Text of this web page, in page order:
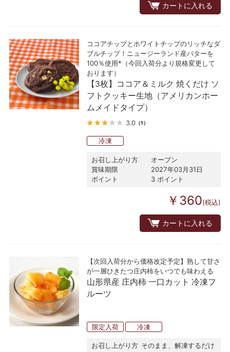
カートに入れる
ココアチップとホワイトチップのリッチなダ
ブルチップ！ニュージーランド産バターを
100％使用*（今回入荷分より規格変更して
おります）
【3枚】ココア＆ミルク 焼くだけ ソ
フトクッキー生地（アメリカンホー
ムメイドタイプ）
3.0 （1）
冷凍
お召し上がり方
オーブン
賞味期限
2027年03月31日
ポイント
3 ポイント
￥360(税込)
カートに入れる
【次回入荷分から価格改定予定】熟して甘さ
が一層ひきたつ庄内柿をいつでも味わえる
山形県産 庄内柿 一口カット 冷凍フ
ルーツ
限定入荷 冷凍
お召し上がり方 そのまま、解凍するだけ